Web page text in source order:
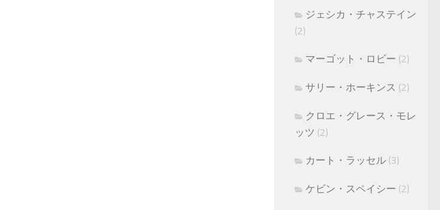
ジェシカ・チャステイン
(2)
マーゴット・ロビー (2)
サリー・ホーキンス (2)
クロエ・グレース・モレ
ッツ (2)
カート・ラッセル (3)
ケビン・スペイシー (2)